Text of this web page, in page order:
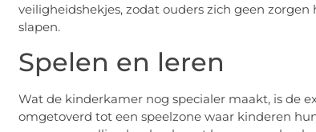
veiligheidshekjes, zodat ouders zich geen
slapen.
Spelen en leren
Wat de kinderkamer nog specialer maakt, is de
omgetoverd tot een speelzone waar kinderen